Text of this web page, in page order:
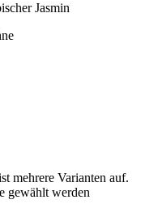
Jasmin
mehrere Varianten auf.
gewählt werden